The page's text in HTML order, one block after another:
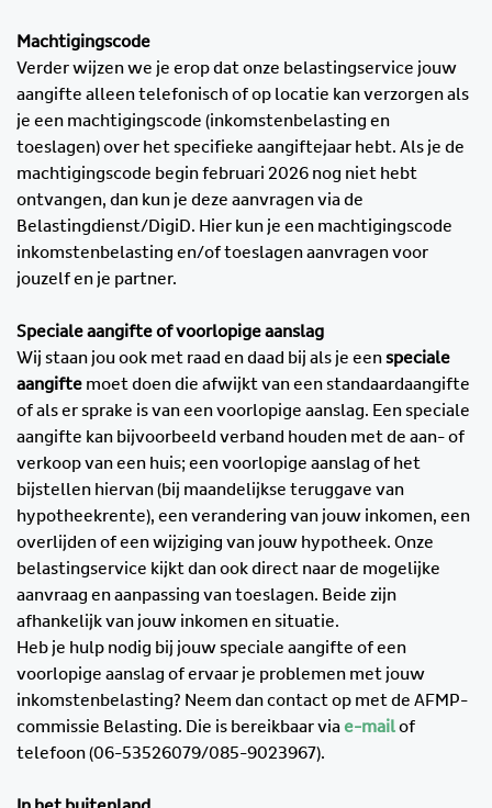
Machtigingscode
Verder wijzen we je erop dat onze belastingservice jouw
aangifte alleen telefonisch of op locatie kan verzorgen als
je een machtigingscode (inkomstenbelasting en
toeslagen) over het specifieke aangiftejaar hebt. Als je de
machtigingscode begin februari 2026 nog niet hebt
ontvangen, dan kun je deze aanvragen via de
Belastingdienst/DigiD. Hier kun je een machtigingscode
inkomstenbelasting en/of toeslagen aanvragen voor
jouzelf en je partner.
Speciale aangifte of voorlopige aanslag
Wij staan jou ook met raad en daad bij als je eenspeciale
aangifte moet doen die afwijkt van een standaardaangifte
of als er sprake is van een voorlopige aanslag. Een speciale
aangifte kan bijvoorbeeld verband houden met de aan- of
verkoop van een huis; een voorlopige aanslag of het
bijstellen hiervan (bij maandelijkse teruggave van
hypotheekrente), een verandering van jouw inkomen, een
overlijden of een wijziging van jouw hypotheek. Onze
belastingservice kijkt dan ook direct naar de mogelijke
aanvraag en aanpassing van toeslagen. Beide zijn
afhankelijk van jouw inkomen en situatie.
Heb je hulp nodig bij jouw speciale aangifte of een
voorlopige aanslag of ervaar je problemen met jouw
inkomstenbelasting? Neem dan contact op met de AFMP-
commissie Belasting. Die is bereikbaar viae-mailof
telefoon (06-53526079/085-9023967).